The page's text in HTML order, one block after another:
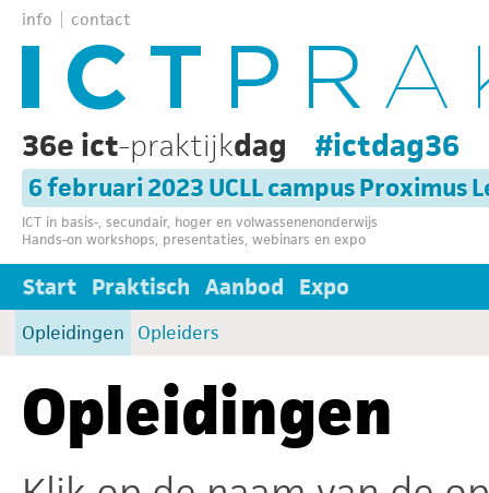
info contact
36e ict-praktijkdag #ictdag36
6 februari 2023 UCLL campus Proximus
ICT in basis-, secundair, hoger en volwassenenonderwijs
Hands-on workshops, presentaties, webinars en expo
Start Praktisch Aanbod Expo
Opleidingen Opleiders
Opleidingen